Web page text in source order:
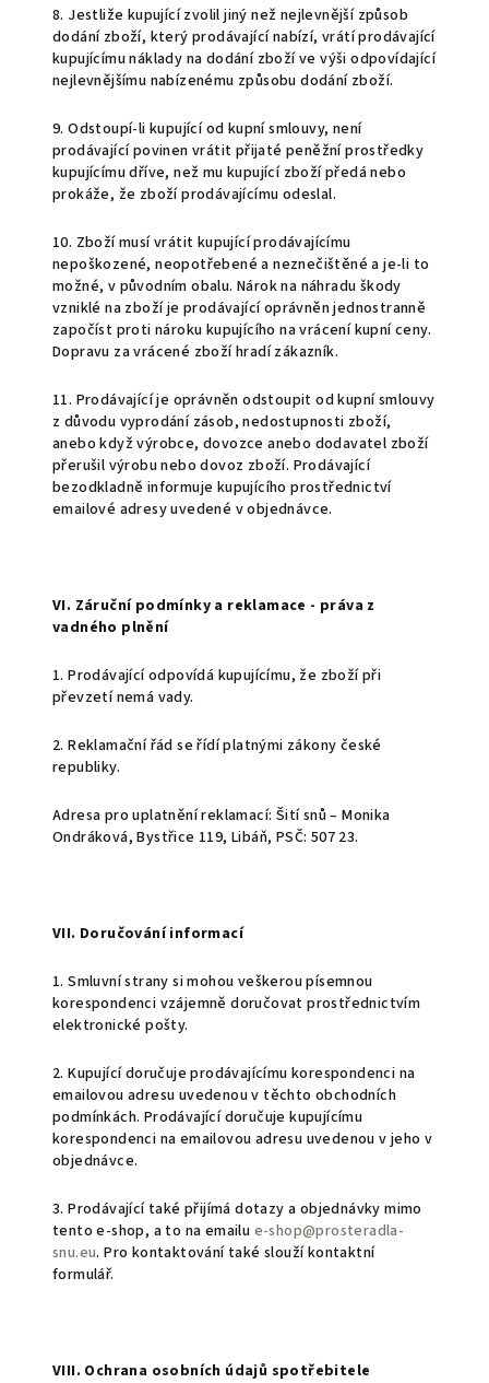
8. Jestliže kupující zvolil jiný než nejlevnější způsob
dodání zboží, který prodávající nabízí, vrátí prodávající
kupujícímu náklady na dodání zboží ve výši odpovídající
nejlevnějšímu nabízenému způsobu dodání zboží.
9. Odstoupí-li kupující od kupní smlouvy, není
prodávající povinen vrátit přijaté peněžní prostředky
kupujícímu dříve, než mu kupující zboží předá nebo
prokáže, že zboží prodávajícímu odeslal.
10. Zboží musí vrátit kupující prodávajícímu
nepoškozené, neopotřebené a neznečištěné a je-li to
možné, v původním obalu. Nárok na náhradu škody
vzniklé na zboží je prodávající oprávněn jednostranně
započíst proti nároku kupujícího na vrácení kupní ceny.
Dopravu za vrácené zboží hradí zákazník.
11. Prodávající je oprávněn odstoupit od kupní smlouvy
z důvodu vyprodání zásob, nedostupnosti zboží,
anebo když výrobce, dovozce anebo dodavatel zboží
přerušil výrobu nebo dovoz zboží. Prodávající
bezodkladně informuje kupujícího prostřednictví
emailové adresy uvedené v objednávce.
VI. Záruční podmínky a reklamace - práva z
vadného plnění
1. Prodávající odpovídá kupujícímu, že zboží při
převzetí nemá vady.
2.Reklamační řád se řídí platnými zákony české
republiky.
Adresa pro uplatnění reklamací: Šití snů – Monika
Ondráková, Bystřice 119, Libáň, PSČ: 507 23.
VII. Doručování informací
1. Smluvní strany si mohou veškerou písemnou
korespondenci vzájemně doručovat prostřednictvím
elektronické pošty.
2. Kupující doručuje prodávajícímu korespondenci na
emailovou adresu uvedenou v těchto obchodních
podmínkách. Prodávající doručuje kupujícímu
korespondenci na emailovou adresu uvedenou v jeho v
objednávce.
3. Prodávající také přijímá dotazy a objednávky mimo
tento e-shop, a to na emailu e-shop@prosteradla-
snu.eu. Pro kontaktování také slouží kontaktní
formulář.
VIII. Ochrana osobních údajů spotřebitele